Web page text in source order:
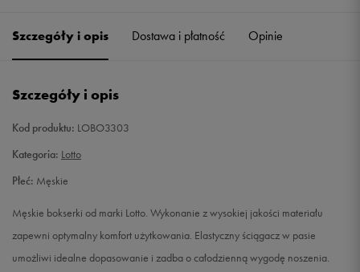
M Powiadom o dostępności
Szczegóły i opis Dostawa i płatność Opinie
Szczegóły i opis
Kod produktu: LOBO3303
Kategoria: Lotto
Płeć: Męskie
Męskie bokserki od marki Lotto. Wykonanie z wysokiej jakości materiału
zapewni optymalny komfort użytkowania. Elastyczny ściągacz w pasie
umożliwi idealne dopasowanie i zadba o całodzienną wygodę noszenia.